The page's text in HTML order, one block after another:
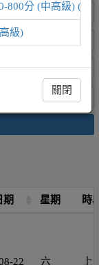
期 星期 時
22 六 上
800分 (中高級) (提
級)
關閉